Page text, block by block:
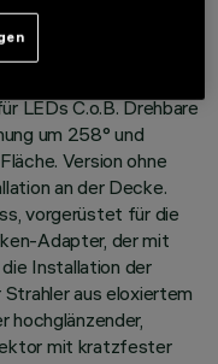
LEDs C.o.B. Drehbare
um 258° und
Version ohne
an der Decke.
vorgerüstet für die
Adapter, der mit
Installation der
aus eloxiertem
hochglänzender,
mit kratzfester